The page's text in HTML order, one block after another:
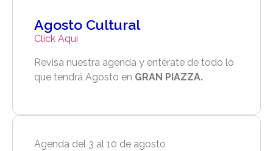
Agosto Cultural
Click Aquí
Revisa nuestra agenda y entérate de todo lo
que tendrá Agosto en GRAN PIAZZA.
Agenda del 3 al 10 de agosto